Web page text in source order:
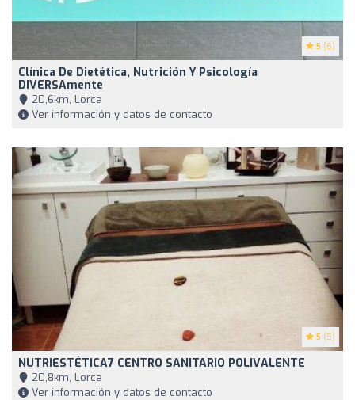
5 (6)
Clínica De Dietética, Nutrición Y Psicología
DIVERSAmente
20,6km, Lorca
Ver información y datos de contacto
5 (5)
NUTRIESTÉTICA7 CENTRO SANITARIO POLIVALENTE
20,8km, Lorca
Ver información y datos de contacto